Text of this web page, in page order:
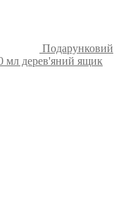
Подарунковий
мл дерев'яний ящик